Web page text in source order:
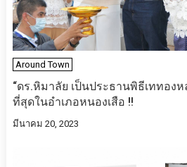
Around Town
“ดร.หิมาลัย เป็นประธานพิธีเททอง
ที่สุดในอำเภอหนองเสือ !!
มีนาคม 20, 2023